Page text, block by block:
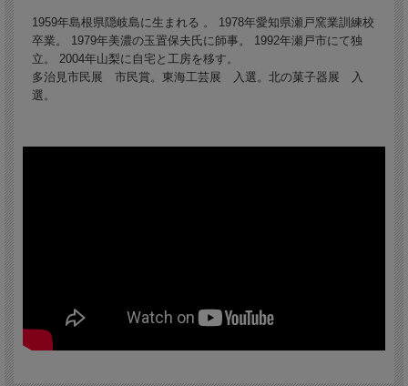
1959年島根県隠岐島に生まれる 。 1978年愛知県瀬戸窯業訓練校
卒業。 1979年美濃の玉置保夫氏に師事。 1992年瀬戸市にて独
立。 2004年山梨に自宅と工房を移す。
多治見市民展 市民賞。東海工芸展 入選。北の菓子器展 入
選。